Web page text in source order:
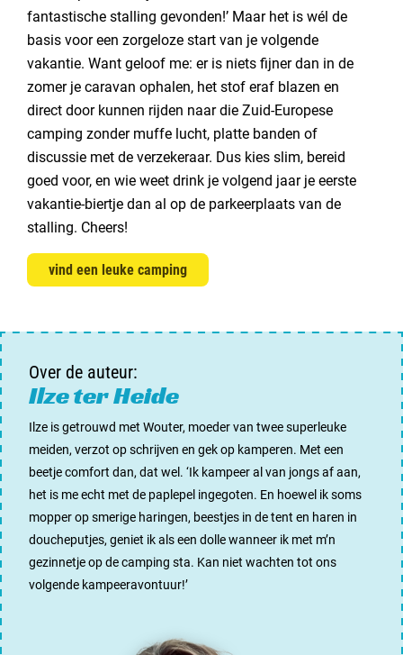
fantastische stalling gevonden!’ Maar het is wél de
basis voor een zorgeloze start van je volgende
vakantie. Want geloof me: er is niets fijner dan in de
zomer je caravan ophalen, het stof eraf blazen en
direct door kunnen rijden naar die Zuid-Europese
camping zonder muffe lucht, platte banden of
discussie met de verzekeraar. Dus kies slim, bereid
goed voor, en wie weet drink je volgend jaar je eerste
vakantie-biertje dan al op de parkeerplaats van de
stalling. Cheers!
vind een leuke camping
Over de auteur:
Ilze ter Heide
Ilze is getrouwd met Wouter, moeder van twee superleuke
meiden, verzot op schrijven en gek op kamperen. Met een
beetje comfort dan, dat wel. ‘Ik kampeer al van jongs af aan,
het is me echt met de paplepel ingegoten. En hoewel ik soms
mopper op smerige haringen, beestjes in de tent en haren in
doucheputjes, geniet ik als een dolle wanneer ik met m’n
gezinnetje op de camping sta. Kan niet wachten tot ons
volgende kampeeravontuur!’